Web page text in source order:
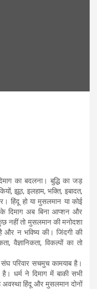
का बदलना। बुद्धि का जड़
झूठ, इलहाम, भक्ति, इबादत,
हिंदू हो या मुसलमान या कोई
दिमाग अब बिना आप्शन और
नहीं तो मुसलमान की मनोदशा
और न भविष्य की। जिंदगी की
वैज्ञानिकता, विकल्पों का तो
परिवार सचमुच कामयाब है।
धर्म ने दिमाग में बाकी सभी
हिंदू और मुसलमान दोनों